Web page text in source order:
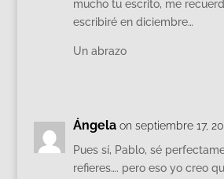
mucho tu escrito, me
escribiré en diciembre…
Un abrazo
Ángela on septiembre 17,
Pues sí, Pablo, sé
refieres…. pero eso yo creo